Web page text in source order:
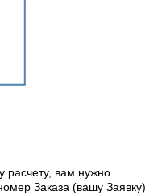
расчету, вам нужно
Заказа (вашу Заявку)